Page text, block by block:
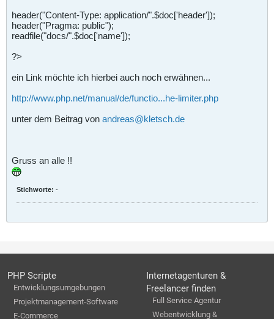
header("Content-Type: application/".$doc['header']);
header("Pragma: public");
readfile("docs/".$doc['name']);
?>
ein Link möchte ich hierbei auch noch erwähnen...
http://www.php.net/manual/de/functio...he-limiter.php
unter dem Beitrag von andreas@kletsch.de
Gruss an alle !!
Stichworte: -
PHP Scripte
Entwicklungsumgebungen
Projektmanagement-Software
E-Commerce
Internetagenturen &
Freelancer finden
Full Service Agentur
Webentwicklung &